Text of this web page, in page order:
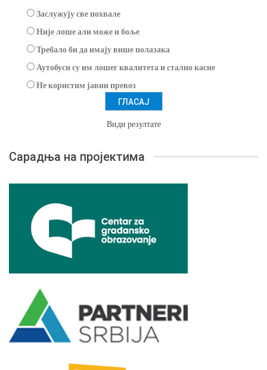
Заслужују све похвале
Није лоше али може и боље
Требало би да имају више полазака
Аутобуси су им лошег квалитета и стално касне
Не користим јавни превоз
Види резултате
Сарадња на пројектима